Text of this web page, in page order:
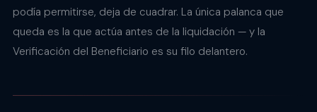
podía permitirse, deja de cuadrar. La única palanca que
queda es la que actúa antes de la liquidación — y la
Verificación del Beneficiario es su filo delantero.